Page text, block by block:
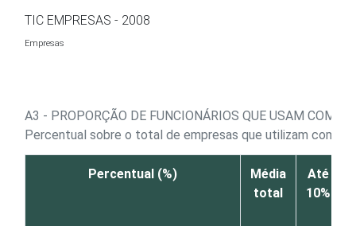
TIC EMPRESAS - 2008
Empresas
A3 - PROPORÇÃO DE FUNCIONÁRIOS QUE USAM
Percentual sobre o total de empresas que utilizam
Percentual (%)
Média
total
Até
10%